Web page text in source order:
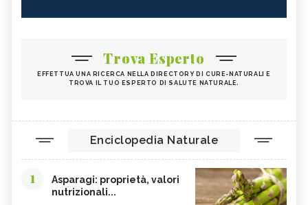
Trova Esperto
EFFETTUA UNA RICERCA NELLA DIRECTORY DI CURE-NATURALI E
TROVA IL TUO ESPERTO DI SALUTE NATURALE.
Enciclopedia Naturale
1
Asparagi: proprietà, valori
nutrizionali...